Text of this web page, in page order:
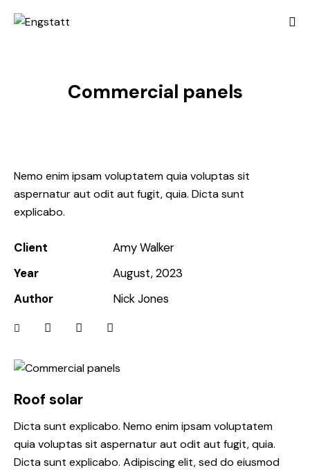
Commercial panels
Roof solar
Dicta sunt explicabo. Nemo enim ipsam voluptatem
quia voluptas sit aspernatur aut odit aut fugit, quia.
Dicta sunt explicabo. Adipiscing elit, sed do eiusmod
Nemo enim ipsam voluptatem quia voluptas sit
aspernatur aut odit aut fugit, quia. Dicta sunt
explicabo.
Client
Amy Walker
Year
August, 2023
Author
Nick Jones